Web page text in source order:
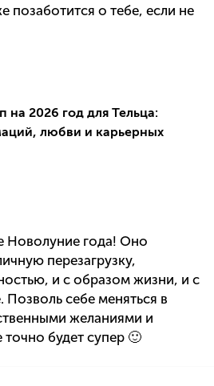
позаботится о тебе, если не
на 2026 год для Тельца:
любви и карьерных
Новолуние года! Оно
перезагрузку,
и с образом жизни, и с
себе меняться в
желаниями и
точно будет супер 🙂